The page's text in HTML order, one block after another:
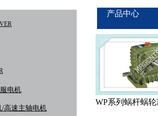
WP系列蜗杆蜗
电机
/高速主轴电机
产品中心